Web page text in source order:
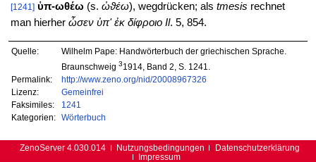
[1241] ὑπ-ωθέω (s. ὠϑέω), wegdrücken; als tmesis rechnet
man hierher ὦσεν ὑπ' ἐκ δίφροιο Il. 5, 854.
Quelle:
Wilhelm Pape: Handwörterbuch der griechischen Sprache.
Braunschweig 31914, Band 2, S. 1241.
Permalink:
http://www.zeno.org/nid/20008967326
Lizenz:
Gemeinfrei
Faksimiles:
1241
Kategorien:
Wörterbuch
ZenoServer 4.030.014 Nutzungsbedingungen
Datenschutzerklärung
Impressum